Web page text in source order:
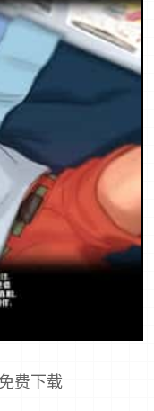
费下载